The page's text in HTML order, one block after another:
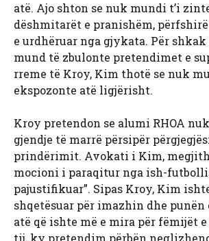
atë. Ajo shton se nuk mundi t’i
dëshmitarët e pranishëm,
e urdhëruar nga gjykata. Për shkak
mund të zbulonte pretendimet e
rreme të Kroy, Kim thotë se nuk
ekspozonte atë ligjërisht.
Kroy pretendon se alumi RHOA
gjendje të marrë përsipër
prindërimit. Avokati i Kim,
mocioni i paraqitur nga ish-
pajustifikuar”. Sipas Kroy, Kim
shqetësuar për imazhin dhe punën
atë që ishte më e mira për fëmijët
tij, ky pretendim përbën